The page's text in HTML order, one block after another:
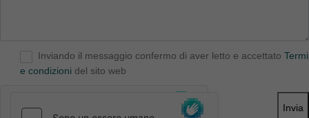
Inviando il messaggio confermo di aver letto e accettato
e condizioni del sito web
Invia